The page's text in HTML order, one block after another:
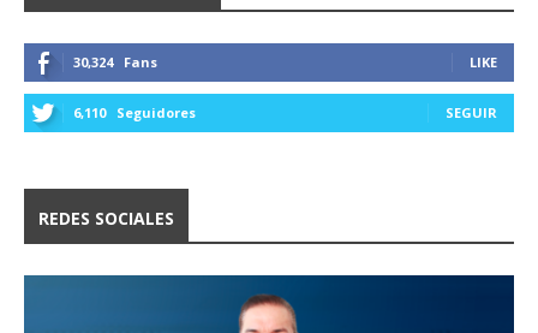
30,324 Fans LIKE
6,110 Seguidores SEGUIR
REDES SOCIALES